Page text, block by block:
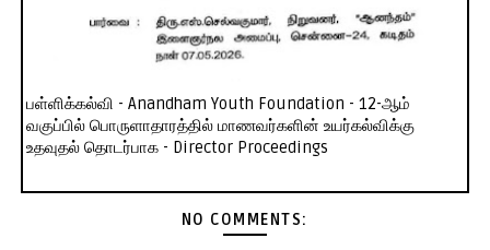
பள்ளிக்கல்வி - Anandham Youth Foundation - 12-ஆம்
வகுப்பில் பொருளாதாரத்தில் மாணவர்களின் உயர்கல்விக்கு
உதவுதல் தொடர்பாக - Director Proceedings
NO COMMENTS: